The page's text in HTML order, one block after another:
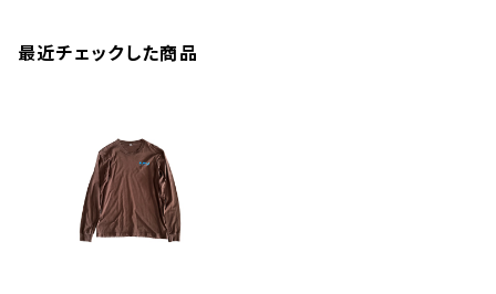
最近チェックした商品